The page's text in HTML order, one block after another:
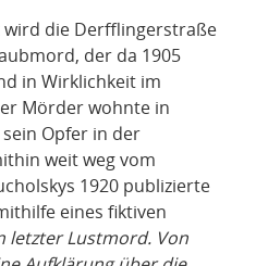
wird die Derfflingerstraße
der da 1905
in Wirklichkeit im
Mörder wohnte in
Opfer in der
weit weg vom
1920 publizierte
eines fiktiven
letzter Lustmord. Von